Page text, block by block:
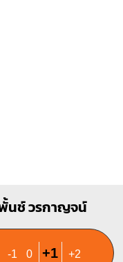
พั้นช์ วรกาญจน์
-1 0 +1 +2